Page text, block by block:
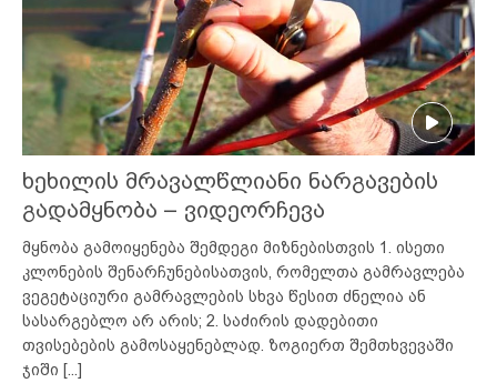
ხეხილის მრავალწლიანი ნარგავების
გადამყნობა – ვიდეორჩევა
მყნობა გამოიყენება შემდეგი მიზნებისთვის 1. ისეთი
კლონების შენარჩუნებისათვის, რომელთა გამრავლება
ვეგეტაციური გამრავლების სხვა წესით ძნელია ან
სასარგებლო არ არის; 2. საძირის დადებითი
თვისებების გამოსაყენებლად. ზოგიერთ შემთხვევაში
ჯიში [...]